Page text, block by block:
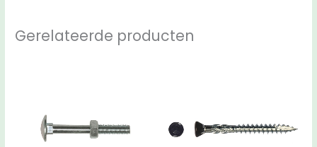
Gerelateerde producten